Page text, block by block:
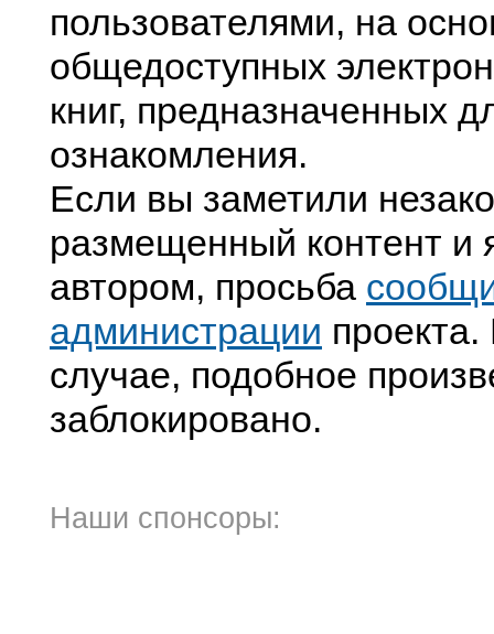
пользователями, на
общедоступных
книг, предназначенных
ознакомления.
Если вы заметили
размещенный контент и
автором, просьба
администрации
случае, подобное
заблокировано.
Наши спонсоры: